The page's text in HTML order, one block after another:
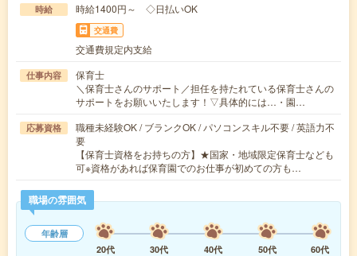
時給 時給1400円～ ◇日払いOK
交通費
交通費規定内支給
仕事内容
保育士
＼保育士さんのサポート／担任を持たれている保育士さんの
サポートをお願いいたします！▽具体的には…・園…
応募資格
職種未経験OK / ブランクOK / パソコンスキル不要 / 英語力不
要
【保育士資格をお持ちの方】★国家・地域限定保育士なども
可※資格があれば保育園でのお仕事が初めての方も…
職場の雰囲気
年齢層
20代
30代 40代 50代
60代